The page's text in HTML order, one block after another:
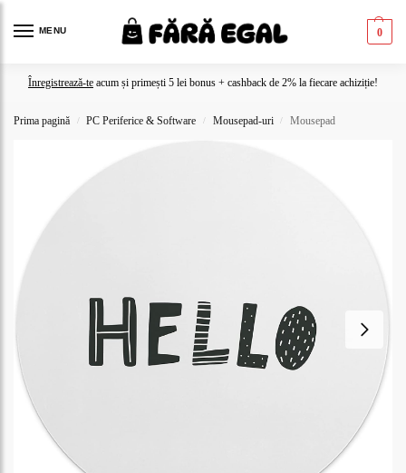
MENU 0
Înregistrează-te acum și primești 5 lei bonus + cashback de 2% la fiecare achiziție!
Prima pagină / PC Periferice & Software / Mousepad-uri / Mousepad